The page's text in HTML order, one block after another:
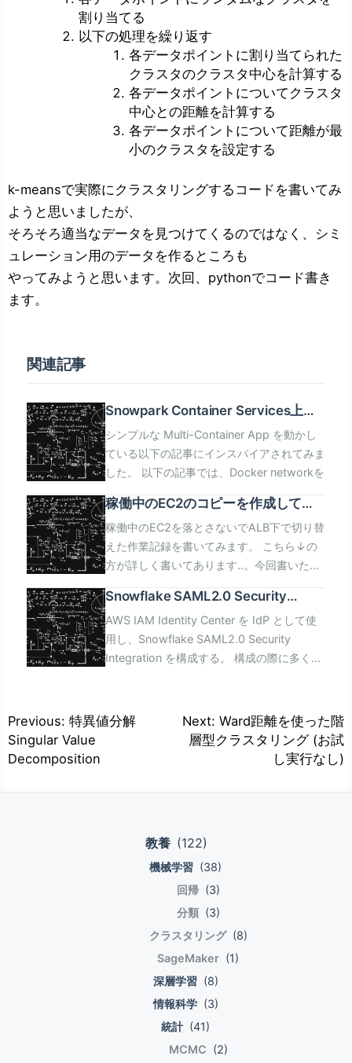
割り当てる
以下の処理を繰り返す
各データポイントに割り当てられた
クラスタのクラスタ中心を計算する
各データポイントについてクラスタ
中心との距離を計算する
各データポイントについて距離が最
小のクラスタを設定する
k-meansで実際にクラスタリングするコードを書いてみ
ようと思いましたが、
そろそろ適当なデータを見つけてくるのではなく、シミ
ュレーション用のデータを作るところも
やってみようと思います。次回、pythonでコード書き
ます。
関連記事
Snowpark Container Services上で
Webアプリ
(FastAPI/React/TypeScript)を動か
してみた
シンプルな Multi-Container App を動かしている以下の記事にインスパイアされてみました。 以下の記事では、Docker networkを前提にフロントがサーバの名前解決を行っています。 これをデプロイすると、ブラウザで動くフロントコードがサーバの名前を解決できません(SPCS無関係)。 リバースプロキシを挟んでプライベートなダウンストリームにAPIを配置する方法が良さそうです。 今回の記事はSPCSの動作確認をすることが目的なので凝ったことはせず、 ViteをそのままデプロイしてProxyで解決してみたのでご紹介します。 [clink implicit=\"false\" url=\"https://medium.com/@maseedilyas9848/snowflake-container-mastery-step-by-step-deployment-of-your-multi-container-app-with-snowpark-211682514851\" imgurl=\"https://miro.medium.com/v2/resize:fit:1400/format:webp/1*t7s-Rl6F4BBV-yYs-ovODQ.png\" title=\"Snowflake Container Mastery: Step-by-Step Deployment of Your Multi-Container App with Snowpark Container Services\" excerpt=\"The buzz around town is all about Snowflake’s latest product feature, “Snowpark Container Services” and the excitement is real. Now, with the feature hitting public preview in various AWS regions, this blog dives into the nitty-gritty of what container services bring to the table. Join me as we explore what makes this feature tick and unravel the steps to deploy a multi-container app within Snowflake. Let’s break it down!\"] [arst_toc tag=\"h4\"] SPCSのアーキテクチャ Image Registryはイメージリポジトリです。AWSのECR、AzureのACRと似た感じで操作できます。 Container Serviceはデプロイメントの単位で、1個以上のコンテナをデプロイできます。 Compute Poolは計算資源で、複数のContainer Serviceが共有します。 Serviceは基本的にはPrivateなリソースとなりますが、SpecでEndpointsを定義することで、 Publicリソースとすることができます。自動的に80にmapされます。 Serviceには以下のフォーマットでDNS名が付きます。 Service同士は以下のDNS使ってプライベート通信できます。 同一DB、Schema内に作成したServiceは先頭のServiceNameが異なるだけとなりますが、 その場合に限り、ServiceNameだけで互いの名前解決ができます。 Service間連携については、公式で\"Service-to-Service\"というパターンで紹介されています。 <Service Name>-<Schema Name>-<DB Name>.snowflakecomputing.internal 1つのService内に複数のコンテナを配置することができます。 同一Service内で各コンテナ内の通信したいと考えたのですが、方法を見つけることができませんでした。 (出来ないはずはなさそうで方法はあるのかもしれません..) 今回作るもの フロント側、サーバ側の2つのコンテナを、それぞれ別々のServiceとしてデプロイします。 フロント側をPublic、サーバ側はPrivateとします。概要は以下の通りです。 フロント側 Vite React/TypeScript ReactからのAPIリクエストは一旦ViteのProxyで受けて、ProxyからAPIに流す サーバ側にGETリクエストして応答を表示するだけ サーバ側 uvicorn FastAPI poetry GETリクエストを受けて\"Hello World\"をJSONで返すだけ 思いっきり開発用な感じですが、SPCSの動作確認が目的ですのでこれでいきます。 ローカルで動作確認をして、SPCSにデプロイします。ファイル構成は以下の通りです。 $ tree . -I node_modules -I __pycache__ . ├── api │ ├── Dockerfile │ ├── api.py │ ├── app.py │ ├── main.py │ └── pyproject.toml ├── compose.yml └── front ├── Dockerfile ├── entry.sh ├── index.html ├── package-lock.json ├── package.json ├── src │ └── hello.tsx ├── tsconfig.json ├── tsconfig.node.json └── vite.config.ts compose.yml サーバ側、フロント側の2つのコンテナが、サーバ側->フロント側の順に起動するように書きます。 それぞれ、8080、5173 で待つようにします。 services: api: build: api volumes: - ./api:/app ports: - 8080:8080 front: build: front volumes: - ./front:/app ports: - 5173:5173 depends_on: - api サーバ側 Snowflakeの公式のチュートリアルだとFlaskが使われています。 今回は、最近使い始めたFastAPIを使ってAPIサーバを立ててみようと思います。 FlaskとFastAPIの比較はこちらが詳しいです。 FastAPIの特徴はPydanticによるデータ検証とAsyncI/O。TypeScriptのように型チェックできます。 パッケージマネージャにはpoetryを使います。デファクトが無いPythonのパッケージ管理界隈で npmやcomposer的な使い勝手が提供されます。 FastAPIの公式では、Python用Webサーバのuvicornを使ってホストされています。 uvicornでFastAPIを動かすコンテナを1個立てていきます。 Dockerfile 最新のPythonのイメージにpoetryをインストールします。 公式がインストーラを配布していて公式の手順通りに叩けばインストールできます。 公式のガイドの通り、POETRY_HOME=/etc/poetry とします。 Installation with the official installer FROM python:3.12 # 公式の通り /etc/poetry にインストールする ENV POETRY_HOME=/etc/poetry RUN curl -sSL https://install.python-poetry.org | python - ENV PATH $POETRY_HOME/bin:$PATH WORKDIR /app COPY . . RUN poetry install CMD [\"python\",\"main.py\"] pyproject.toml バニラのPythonとpyproject.tomlだけで依存関係を考慮したパッケージ管理が出来ますが、 要はnpmやbundle,composer的な使い勝手に寄せたパッケージ管理に対する需要があります。 poetry用の依存関係を書いていきます。fastapi、uvicornの現在(2/16)の最新を指定します。 [tool.poetry] name = \"test\" [tool.poetry.dependencies] python = \"^3.12\" fastapi = \"^0.109.2\" uvicorn = \"^0.27.1\" api.py [GET] /hello に対して Hello World 的な JSON を返す FastAPI の Hello Worldです。 後のapp.pyで FastAPIインスタンスに紐付けます。app.pyと分離することでロジックを分離できます。 from fastapi import APIRouter router = APIRouter() @router.get(\"/hello\") async def hoge(): return {\"result\":\"Hello World\"} app.py FastAPIのHello Worldコードです。Dockerfileから開始します。 from api import router as api_router from fastapi import FastAPI app = FastAPI() app.include_router(api_router, prefix=\"/api\") main.py pythonコードからuvicornを起動します。uvicorn.runの公式の仕様はこちら。 第1引数の\"app:app\"は\"app\"モジュールの中の\"app\"オブジェクトという表記です。 app.pyに記述したFastAPI()のインスタンスappを指します。stringで渡す必要があります。 hostは\"0.0.0.0\"を指定します。なぜ\"127.0.0.1\"でないのかはこちらが参考になります。 今回はPort=8080で起動します。reload=Trueとすると、HotReload機能が有効になります。便利。 import uvicorn if __name__ == \"__main__\": uvicorn.run( \"app:app\", host=\"0.0.0.0\", port=8080, reload=True, ) 起動してみる docker compose up して http://localhost:8080/docs を開くと以下が表示されます。 ちゃんとJSONでHello Worldが戻りました。 フロント側 VueとReactの開発用に使われるローカル開発用のサーバ Vite をホストするコンテナを立てます。 Viteは Vue.jsの開発者Evan You氏が開発したJavaScript/TypeScriptで、ヴィートと読み、 フランス語で\"素早い\"という意味だそう。(webpackのように)リソースバンドルが不要で起動が速い。 (Laravelも9.xでwebpackを捨ててViteになってた..) 素の状態でTypeScriptを扱えるため、すぐにTypeScriptを書き始められる特徴があります。 Dockerfile nodeのrelease scheduleはこちら。 2/17のnodeのActiveLTSのMajor Versionは20で、2026-04-30がEnd of lifeとなっています。 これを使いたいので node:20 を指定します。 FROM node:20 WORKDIR /app COPY . . RUN npm install ENTRYPOINT [ \"./entry.sh\" ] entry.sh Dockerfile の ENTRYPOINT で npm run dev するだけのshです。 #!/bin/bash npm run dev package.json npm create vite@latest で Prjディレクトリ内に様々なファイルが作られます。 package.jsonも作られます。 Hello World で必要なもの以外を削ってみました。 npm install後、npm run devで viteを実行します。 TS用のconfigは別です。 他に生成されるpackage-lock.jsonが必要ですが省略します。 { \"name\": \"front\", \"private\": true, \"version\": \"0.0.0\", \"scripts\": { \"dev\": \"vite\" }, \"dependencies\": { \"react\": \"^18.2.0\", \"react-dom\": \"^18.2.0\" }, \"devDependencies\": { \"@vitejs/plugin-react\": \"^4.2.1\" } } tsconfig.json viteのPrj生成で自動生成されるTS用のconfigファイルです。 手をつけずに配置します。 { \"compilerOptions\": { \"target\": \"ES2021\", \"useDefineForClassFields\": true, \"lib\": [\"ES2021\", \"DOM\", \"DOM.Iterable\"], \"module\": \"ESNext\", \"skipLibCheck\": true, /* Bundler mode */ \"moduleResolution\": \"bundler\", \"allowImportingTsExtensions\": true, \"resolveJsonModule\": true, \"isolatedModules\": true, \"noEmit\": true, \"jsx\": \"react-jsx\", /* Linting */ \"strict\": true, \"noUnusedLocals\": true, \"noUnusedParameters\": true, \"noFallthroughCasesInSwitch\": true }, \"include\": [\"src\"], \"references\": [{ \"path\": \"./tsconfig.node.json\" }] } tsconfig.node.json viteのPrj生成で自動生成されるTS用のconfigファイルです。 手をつけずに配置します。 { \"compilerOptions\": { \"composite\": true, \"skipLibCheck\": true, \"module\": \"ESNext\", \"moduleResolution\": \"bundler\", \"allowSyntheticDefaultImports\": true }, \"include\": [\"vite.config.ts\"] } vite.config.ts viteのPrj生成で自動生成されるvite用のconfigファイルです。 設定ファイルが.tsなところが凄いです。普通にimport文を書けます。 上のuvicornの起動で127.0.0.1ではなく0.0.0.0を指定したのと同様に、 viteも127.0.0.1ではなく0.0.0.0で待たせる必要があります。 serverオプションのhostにtrueを設定すると、0.0.0.0となります。公式 FastAPIの同一パスと対応するProxyを設定します。 以下で、server.proxy.api.target は SPCS上のAPIコンテナのPrivateエンドポイント を表します。 DNS名はサービス単位で作られます。本来長いFQDNを指定する必要がありますが、 同一スキーマに作られたサービスに限り、サービス名だけで解決できるようです。 DNS名はアンダースコア(_)がハイフン(-)に置き換わります。6時間くらいハマりました.. 後で ikuty_api_service サービスを作りますが、ikuty-api-serviceを 使います。 詳細は以下を参照してください。 Service-to-service communications import { defineConfig } from \'vite\' import react from \'@vitejs/plugin-react\' export default defineConfig({ plugins: [react()], server: { host: true, proxy: { \"/api\": { target: `http://ikuty-api-service:8080/`, changeOrigin: true } } }, }) index.html Reactのコンポーネントを表示するガワとなるhtmlです。 <!DOCTYPE html> <html> <head> <meta charset=\"UTF-8\" /> <meta name=\"viewport\" content=\"width=device-width, initial-scale=1.0\" /> <script type=\"module\" src=\"/src/hello.tsx\" defer></script> </head> <body> <div id=\"root\">Waiting...</div> </body> </html> src/hello.tsx ようやくHello WorldするReactコンポーネントの本体です。 画面にはvalueというStateを表示しています。APIのURLは上記の通りproxyとします。 今回作成した/api/hello APIの応答を受けた後、setValueによりStateを更新します。 import React from \'react\' import { useState } from \'react\' import ReactDOM from \'react-dom/client\' const App = () => { const [value, setValue] = useState(\'\') const url = \'/api/hello\' fetch(url,{}) .then(res=>res.json()) .then(data=>setValue(data[\'result\'])) return ( {value},{} ) } ReactDOM.createRoot(document.getElementById(\'root\')!).render( ) 起動してみる docker compose up すると、ほとんど一瞬でviteが起動します。 http://localhost:5173 を開きます。 Waiting...という表示が一瞬で Hello World に書き変わります。 ロールの作成 SPCSの各リソースの作成に必要な権限はこちらにあります。 ゴリ押ししただけなので間違っている可能性大です.. 行ったり来たりしたので足りないものがあるかもしれません。 use role ACCOUNTADMIN; CREATE ROLE IKUTY_CONTAINER_USER_ROLE; GRANT ROLE IKUTY_CONTAINER_USER_ROLE TO ROLE ACCOUNTADMIN; GRANT USAGE ON DATABASE IKUTY_DB TO ROLE IKUTY_CONTAINER_USER_ROLE; GRANT USAGE ON SCHEMA IKUTY_DB.PUBLIC TO ROLE IKUTY_CONTAINER_USER_ROLE; GRANT CREATE IMAGE REPOSITORY ON SCHEMA T_IKUTA_DB.PUBLIC TO ROLE IKUTY_CONTAINER_USER_ROLE; -- CREATE SERVICEに必要な権限 -- https://docs.snowflake.com/en/sql-reference/sql/create-service#access-control-requirements GRANT USAGE ON DATABASE IKUTY_DB TO ROLE IKUTY_CONTAINER_USER_ROLE; GRANT USAGE ON SCHEMA IKUTY_DB.PUBLIC TO ROLE IKUTY_CONTAINER_USER_ROLE; GRANT CREATE COMPUTE POOL ON ACCOUNT TO ROLE IKUTY_CONTAINER_USER_ROLE; GRANT CREATE IMAGE REPOSITORY ON SCHEMA IKUTY_DB.PUBLIC TO ROLE IKUTY_CONTAINER_USER_ROLE; GRANT CREATE SERVICE ON SCHEMA IKUTY_DB.PUBLIC TO ROLE IKUTY_CONTAINER_USER_ROLE; GRANT USAGE ON
稼働中のEC2のコピーを作成して
ALB下で切り替えた話 WordPress
Update Blue Green
稼働中のEC2を落とさないでALB下で切り替
えた作業記録を書いてみます。 こちら↓の
方が詳しく書いてあります..。今回書いた記
ループを使わない ALBの下で切り替える
deploy手順をAWSの外に用意する [clink
implicit=\"false\"
url=\"https://qiita.com/keitakn/items/
Blue/Greenデプロイを作成する\"
excerpt=\"AWS CodeDeploy を使って
Blue/Green デプロイの仕組みを構築する為
す。常にリクエストを受けている稼働中のサ
ーバを置き換えるよりも安全にデプロイ可能
なのがメリットになります。\"]
[arst_adsense slotnumber=\"1\"] 現状と動
マメに当てないといけないと痛感して、 仕
方なくBlue Green的な方法を導入してみ
の下にDB用EC2が1台(非RDS)。 アップデー
ト対象はWebサーバのみ。 Webサーバ内で
WordPressが12個、SNIで動いてる。
x.smallクラス。CloudWatchを見ると
Snowflake SAML2.0 Security
Integrationを使用したSP/IdP
Initiated SAML Federationと構成の
詳細
AWS IAM Identity Center を IdP として使
用し、Snowflake SAML2.0 Security
Integration を構成する。 構成の際に多くの
記事は自分の学び用なので、事実の確認、説
明用画像作成のために生成AIを使用するが、
記事の作成、校正には使用しない。
シーケンスは下図の通り。 IdP起点(IdP
initiated) flow IdP側にログインボタンを配
置して、ログインボタン押下でIdP認証とSP
の呼び出しシーケンスは下図の通り。 ログ
アウト SP側のセッションと、IdP側のセッ
ションは独立している。SP起点、IdP起点の
いずれにおいても、 基本的には、片方をロ
グアウトしたからといってもう片方が勝手に
点でフェデレーションログインした後、
ChromeでSPのセッションをログアウトし
投
稿
Previous: 特異値分解
Singular Value
Decomposition
Next: Ward距離を使った階
層型クラスタリング (お試
し実行なし)
教養 (122)
機械学習 (38)
回帰 (3)
分類 (3)
クラスタリング (8)
SageMaker (1)
深層学習 (8)
情報科学 (3)
統計 (41)
MCMC (2)